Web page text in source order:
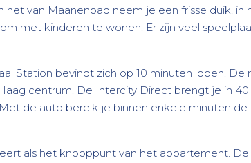
het van Maanenbad neem je een frisse duik,
met kinderen te wonen. Er zijn veel
Station bevindt zich op 10 minuten lopen. De
centrum. De Intercity Direct brengt je in
de auto bereik je binnen enkele minuten de
als het knooppunt van het appartement.